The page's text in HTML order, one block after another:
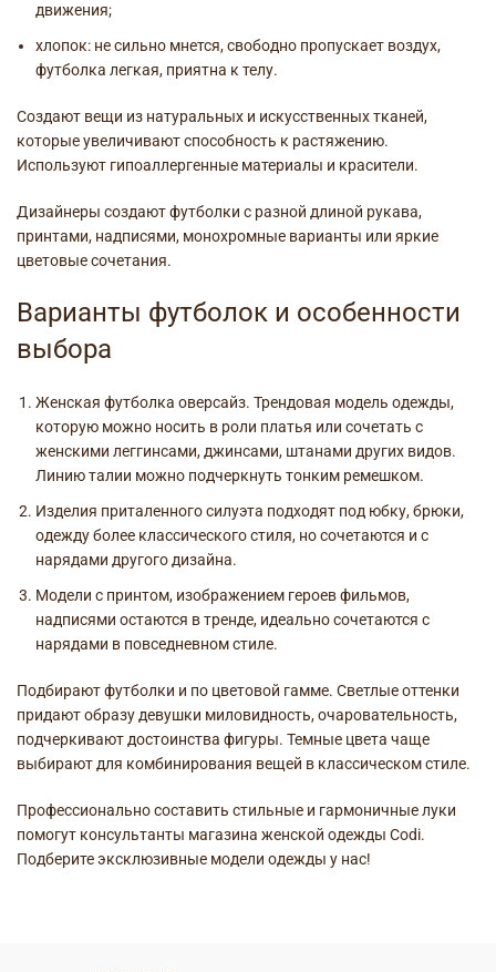
движения;
хлопок: не сильно мнется, свободно пропускает воздух,
футболка легкая, приятна к телу.
Создают вещи из натуральных и искусственных тканей,
которые увеличивают способность к растяжению.
Используют гипоаллергенные материалы и красители.
Дизайнеры создают футболки с разной длиной рукава,
принтами, надписями, монохромные варианты или яркие
цветовые сочетания.
Варианты футболок и особенности
выбора
Женская футболка оверсайз. Трендовая модель одежды,
которую можно носить в роли платья или сочетать с
женскими леггинсами, джинсами, штанами других видов.
Линию талии можно подчеркнуть тонким ремешком.
Изделия приталенного силуэта подходят под юбку, брюки,
одежду более классического стиля, но сочетаются и с
нарядами другого дизайна.
Модели с принтом, изображением героев фильмов,
надписями остаются в тренде, идеально сочетаются с
нарядами в повседневном стиле.
Подбирают футболки и по цветовой гамме. Светлые оттенки
придают образу девушки миловидность, очаровательность,
подчеркивают достоинства фигуры. Темные цвета чаще
выбирают для комбинирования вещей в классическом стиле.
Профессионально составить стильные и гармоничные луки
помогут консультанты магазина женской одежды Codi.
Подберите эксклюзивные модели одежды у нас!